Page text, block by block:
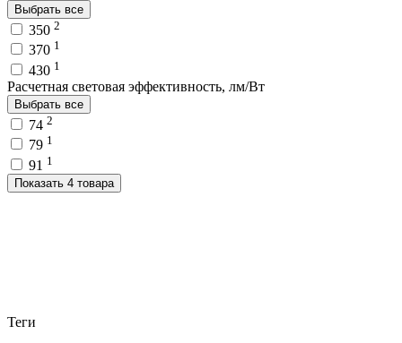
Выбрать все
350 2
370 1
430 1
Расчетная световая эффективность, лм/Вт
Выбрать все
74 2
79 1
91 1
Показать 4 товара
Теги